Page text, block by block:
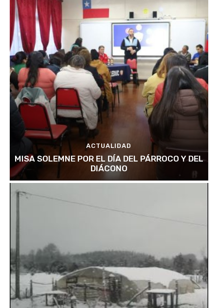
ACTUALIDAD
MISA SOLEMNE POR EL DÍA DEL PÁRROCO Y DEL
DIÁCONO